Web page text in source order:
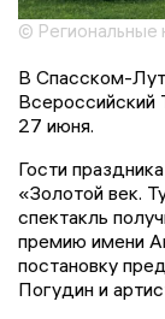
© Региональные
В Спасском-
Всероссийский
27 июня.
Гости
«Золотой век.
спектакль
премию имени
постановку
Погудин и